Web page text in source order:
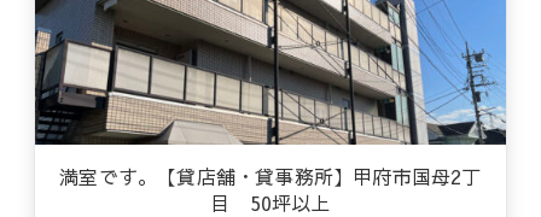
満室です。【貸店舗・貸事務所】甲府市国母2丁
目 50坪以上